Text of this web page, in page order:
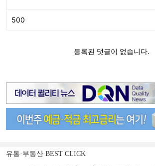
유통·부동산 BEST CLICK